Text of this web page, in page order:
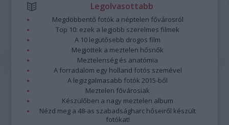
Legolvasottabb
Megdöbbentő fotók a néptelen fővárosról
Top 10: ezek a legjobb szerelmes filmek
A 10 legütősebb drogos film
Megjöttek a meztelen hősnők
Meztelenség és anatómia
A forradalom egy holland fotós szemével
A legizgalmasabb fotók 2015-ből
Meztelen fővárosiak
Készülőben a nagy meztelen album
Nézd meg a 48-as szabadságharc hőseiről készült
fotókat!